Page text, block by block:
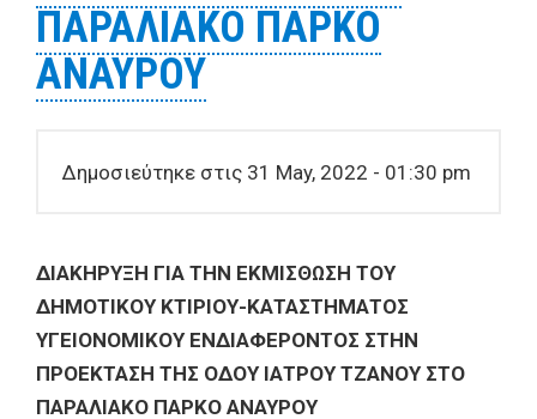
ΠΑΡΑΛΙΑΚΟ ΠΑΡΚΟ
ΑΝΑΥΡΟΥ
Δημοσιεύτηκε στις 31 May, 2022 - 01:30 pm
ΔΙΑΚΗΡΥΞΗ ΓΙΑ ΤΗΝ ΕΚΜΙΣΘΩΣΗ ΤΟΥ
ΔΗΜΟΤΙΚΟΥ ΚΤΙΡΙΟΥ-ΚΑΤΑΣΤΗΜΑΤΟΣ
ΥΓΕΙΟΝΟΜΙΚΟΥ ΕΝΔΙΑΦΕΡΟΝΤΟΣ ΣΤΗΝ
ΠΡΟΕΚΤΑΣΗ ΤΗΣ ΟΔΟΥ ΙΑΤΡΟΥ ΤΖΑΝΟΥ ΣΤΟ
ΠΑΡΑΛΙΑΚΟ ΠΑΡΚΟ ΑΝΑΥΡΟΥ